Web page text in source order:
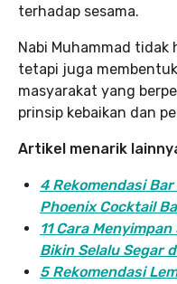
terhadap sesama.
Nabi Muhammad tidak
tetapi juga
masyarakat yang
prinsip kebaikan dan
Artikel menarik
4 Rekomendasi
Phoenix Cocktail
11 Cara
Bikin Selalu Segar
5 Rekomendasi